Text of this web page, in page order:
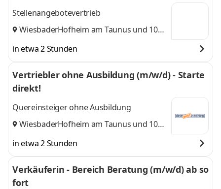
Stellenangebotevertrieb
Wiesbaden,
Hofheim am Taunus und 10
in etwa 2 Stunden
Vertriebler ohne Ausbildung (m/w/d) - Starte
direkt!
Quereinsteiger ohne Ausbildung
Wiesbaden,
Hofheim am Taunus und 10
in etwa 2 Stunden
Verkäuferin - Bereich Beratung (m/w/d) ab so
fort